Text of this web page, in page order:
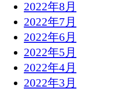
2022年8月
2022年7月
2022年6月
2022年5月
2022年4月
2022年3月